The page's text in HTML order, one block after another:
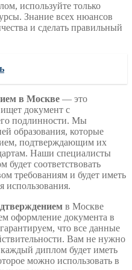
используйте только
Знание всех нюансов
и сделать правильный
в Москве — это
документ с
подлинности. Мы
образования, которые
подтверждающим их
Наши специалисты
соответствовать
требованиям и будет иметь
использования.
в Москве
оформление документа в
что все данные
Вам не нужно
диплом будет иметь
можно использовать в